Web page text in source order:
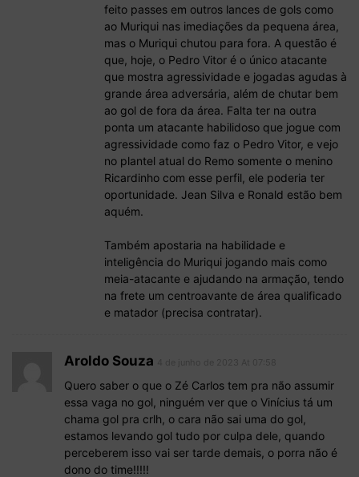
feito passes em outros lances de gols como
ao Muriqui nas imediações da pequena área,
mas o Muriqui chutou para fora. A questão é
que, hoje, o Pedro Vitor é o único atacante
que mostra agressividade e jogadas agudas à
grande área adversária, além de chutar bem
ao gol de fora da área. Falta ter na outra
ponta um atacante habilidoso que jogue com
agressividade como faz o Pedro Vitor, e vejo
no plantel atual do Remo somente o menino
Ricardinho com esse perfil, ele poderia ter
oportunidade. Jean Silva e Ronald estão bem
aquém.
Também apostaria na habilidade e
inteligência do Muriqui jogando mais como
meia-atacante e ajudando na armação, tendo
na frete um centroavante de área qualificado
e matador (precisa contratar).
Aroldo Souza
Quero saber o que o Zé Carlos tem pra não assumir
essa vaga no gol, ninguém ver que o Vinícius tá um
chama gol pra crlh, o cara não sai uma do gol,
estamos levando gol tudo por culpa dele, quando
perceberem isso vai ser tarde demais, o porra não é
dono do time!!!!!